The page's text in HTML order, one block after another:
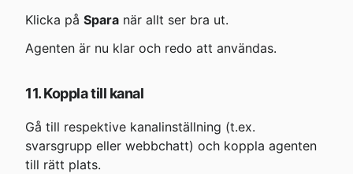
Klicka på Spara när allt ser bra ut.
Agenten är nu klar och redo att användas.
11. Koppla till kanal
Gå till respektive kanalinställning (t.ex.
svarsgrupp eller webbchatt) och koppla agenten
till rätt plats.